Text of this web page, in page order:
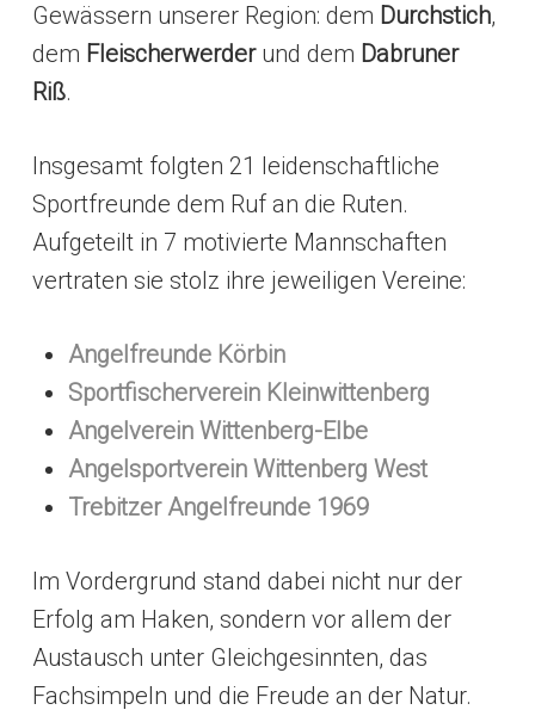
Gewässern unserer Region: dem Durchstich,
dem Fleischerwerderund dem Dabruner
Riß.
Insgesamt folgten 21 leidenschaftliche
Sportfreunde dem Ruf an die Ruten.
Aufgeteilt in 7 motivierte Mannschaften
vertraten sie stolz ihre jeweiligen Vereine:
Angelfreunde Körbin
Sportfischerverein Kleinwittenberg
Angelverein Wittenberg-Elbe
Angelsportverein Wittenberg West
Trebitzer Angelfreunde 1969
Im Vordergrund stand dabei nicht nur der
Erfolg am Haken, sondern vor allem der
Austausch unter Gleichgesinnten, das
Fachsimpeln und die Freude an der Natur.